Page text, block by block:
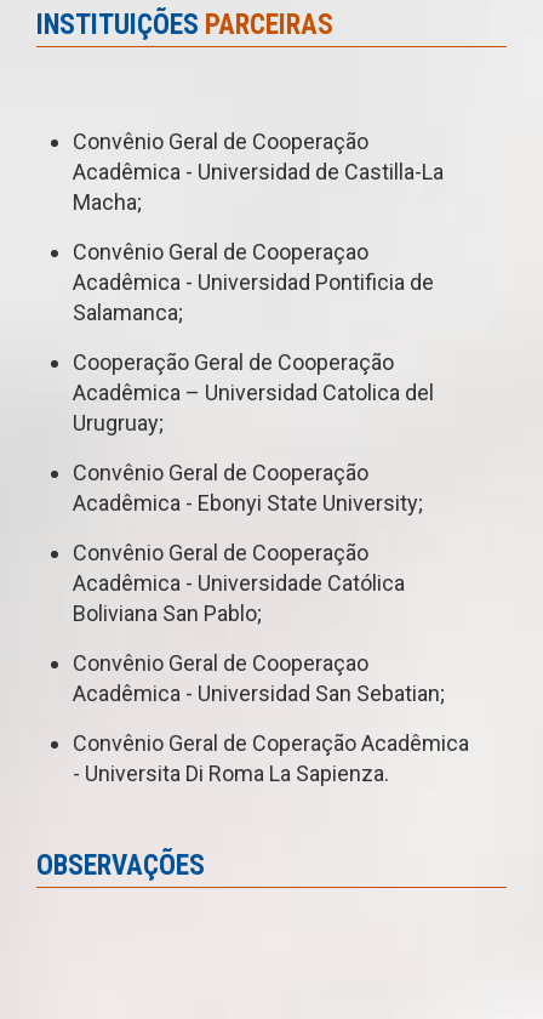
INSTITUIÇÕES PARCEIRAS
Convênio Geral de Cooperação
Acadêmica - Universidad de Castilla-La
Macha;
Convênio Geral de Cooperaçao
Acadêmica - Universidad Pontificia de
Salamanca;
Cooperação Geral de Cooperação
Acadêmica – Universidad Catolica del
Urugruay;
Convênio Geral de Cooperação
Acadêmica - Ebonyi State University;
Convênio Geral de Cooperação
Acadêmica - Universidade Católica
Boliviana San Pablo;
Convênio Geral de Cooperaçao
Acadêmica - Universidad San Sebatian;
Convênio Geral de Coperação Acadêmica
- Universita Di Roma La Sapienza.
OBSERVAÇÕES